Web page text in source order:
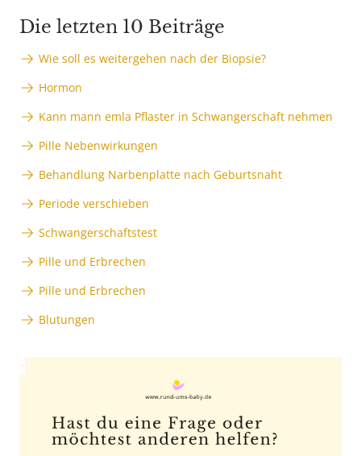
Die letzten 10 Beiträge
Wie soll es weitergehen nach der Biopsie?
Hormon
Kann mann emla Pflaster in Schwangerschaft nehmen
Pille Nebenwirkungen
Behandlung Narbenplatte nach Geburtsnaht
Periode verschieben
Schwangerschaftstest
Pille und Erbrechen
Pille und Erbrechen
Blutungen